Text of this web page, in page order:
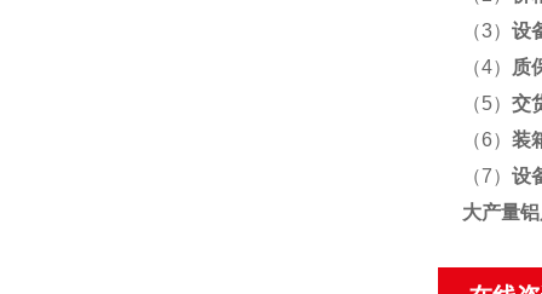
（3） 设
（4）
质
（5） 交
（6） 装
（7） 设
大产量